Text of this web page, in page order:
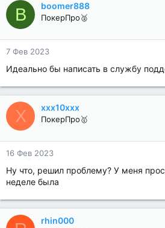
B boomer888
ПокерПро🥈
7 Фев 2023
Идеально бы написать в службу
X xxx10xxx
ПокерПро🥇
16 Фев 2023
Ну что, решил проблему? У меня
неделе была
rhin000